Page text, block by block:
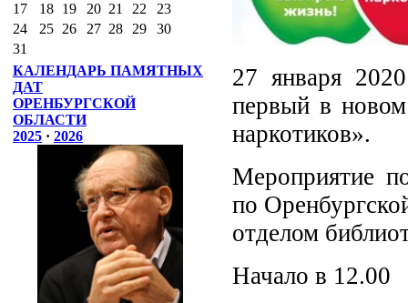
17
18 19 20 21 22
23
24
25 26 27 28 29
30
31
КАЛЕНДАРЬ ПАМЯТНЫХ
ДАТ
ОРЕНБУРГСКОЙ
ОБЛАСТИ
2025 · 2026
27 января
первый в новом
наркотиков».
Мероприятие
по
отделом
Начало в 12.00